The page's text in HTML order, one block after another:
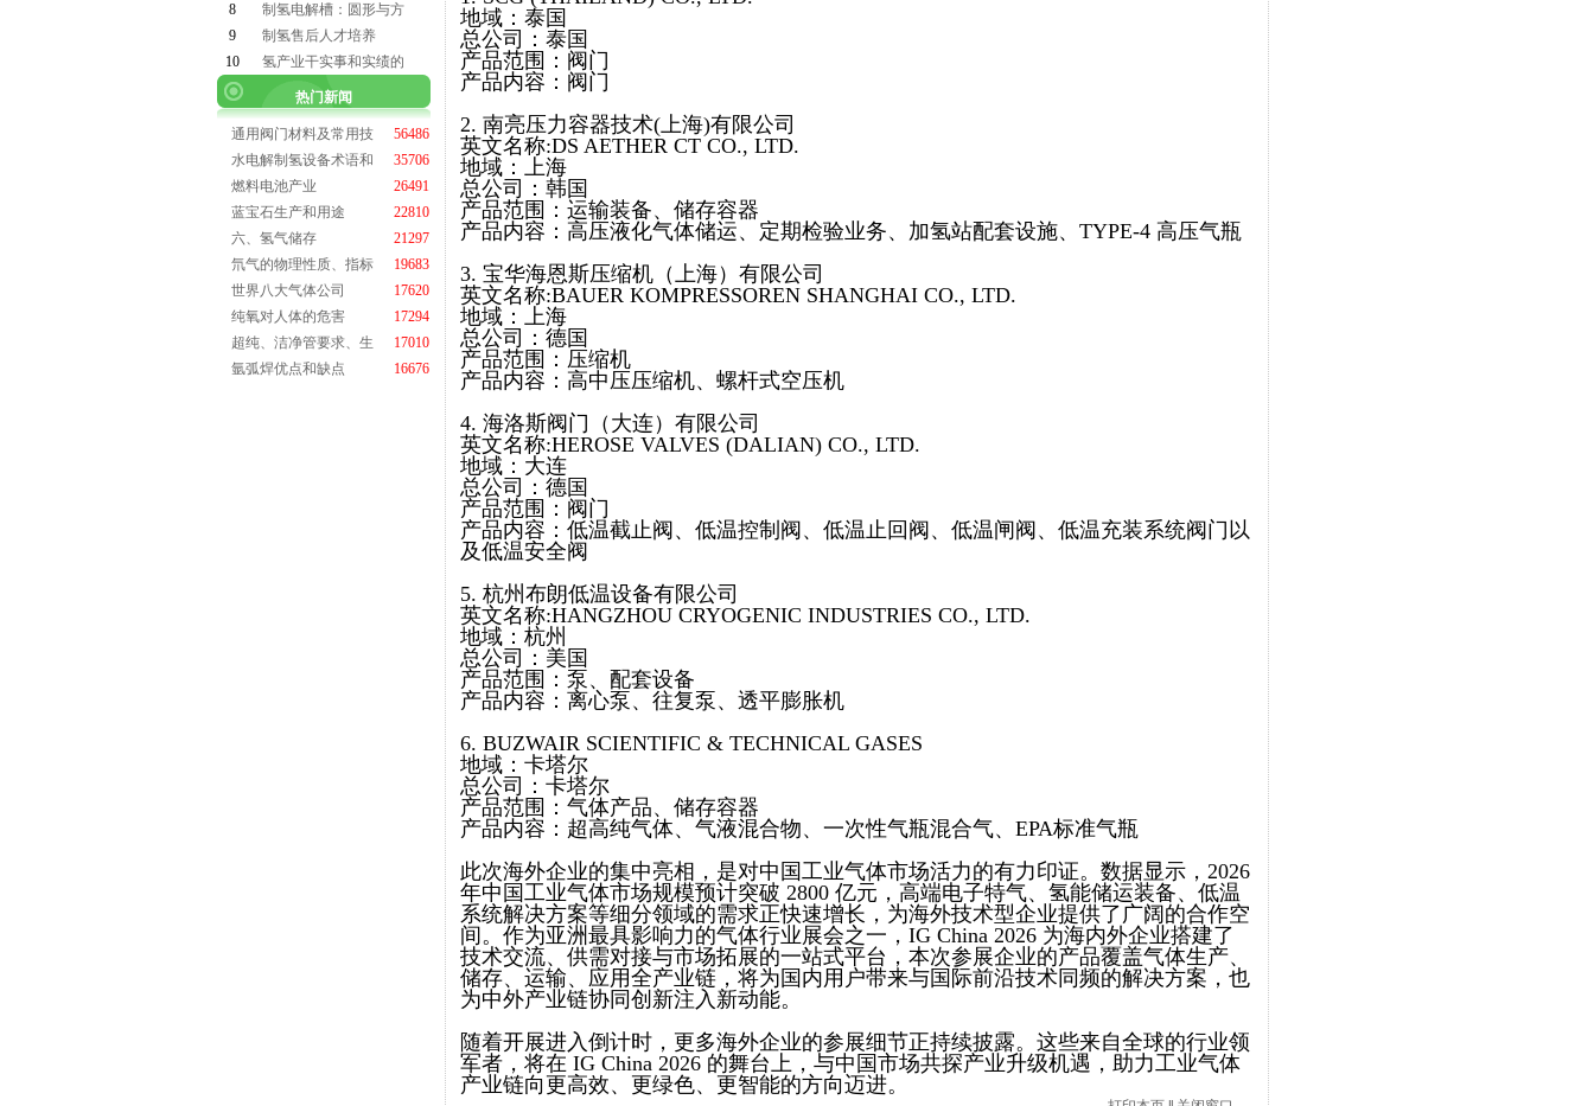
8
制氢电解槽：圆形与方
9
制氢售后人才培养
10
氢产业干实事和实绩的
热门新闻
通用阀门材料及常用技
56486
水电解制氢设备术语和
35706
燃料电池产业
26491
蓝宝石生产和用途
22810
六、氢气储存
21297
氘气的物理性质、指标
19683
世界八大气体公司
17620
纯氧对人体的危害
17294
超纯、洁净管要求、生
17010
氩弧焊优点和缺点
16676
地域：泰国
总公司：泰国
产品范围：阀门
产品内容：阀门
2. 南亮压力容器技术(上海)有限公司
英文名称:DS AETHER CT CO., LTD.
地域：上海
总公司：韩国
产品范围：运输装备、储存容器
产品内容：高压液化气体储运、定期检验业务、加氢站配套设施、TYPE-4 高压气瓶
3. 宝华海恩斯压缩机（上海）有限公司
英文名称:BAUER KOMPRESSOREN SHANGHAI CO., LTD.
地域：上海
总公司：德国
产品范围：压缩机
产品内容：高中压压缩机、螺杆式空压机
4. 海洛斯阀门（大连）有限公司
英文名称:HEROSE VALVES (DALIAN) CO., LTD.
地域：大连
总公司：德国
产品范围：阀门
产品内容：低温截止阀、低温控制阀、低温止回阀、低温闸阀、低温充装系统阀门以
及低温安全阀
5. 杭州布朗低温设备有限公司
英文名称:HANGZHOU CRYOGENIC INDUSTRIES CO., LTD.
地域：杭州
总公司：美国
产品范围：泵、配套设备
产品内容：离心泵、往复泵、透平膨胀机
6. BUZWAIR SCIENTIFIC & TECHNICAL GASES
地域：卡塔尔
总公司：卡塔尔
产品范围：气体产品、储存容器
产品内容：超高纯气体、气液混合物、一次性气瓶混合气、EPA标准气瓶
此次海外企业的集中亮相，是对中国工业气体市场活力的有力印证。数据显示，2026
年中国工业气体市场规模预计突破 2800 亿元，高端电子特气、氢能储运装备、低温
系统解决方案等细分领域的需求正快速增长，为海外技术型企业提供了广阔的合作空
间。作为亚洲最具影响力的气体行业展会之一，IG China 2026 为海内外企业搭建了
技术交流、供需对接与市场拓展的一站式平台，本次参展企业的产品覆盖气体生产、
储存、运输、应用全产业链，将为国内用户带来与国际前沿技术同频的解决方案，也
为中外产业链协同创新注入新动能。
随着开展进入倒计时，更多海外企业的参展细节正持续披露。这些来自全球的行业领
军者，将在 IG China 2026 的舞台上，与中国市场共探产业升级机遇，助力工业气体
产业链向更高效、更绿色、更智能的方向迈进。